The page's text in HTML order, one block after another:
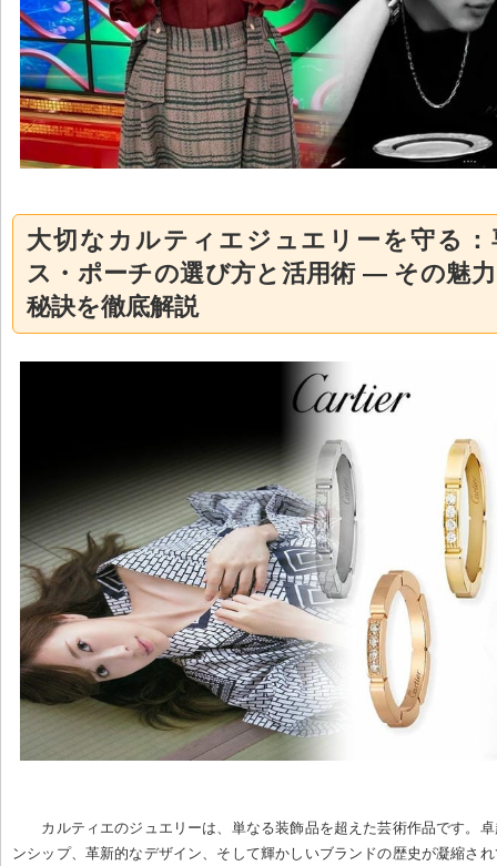
大切なカルティエジュエリーを守る：
ス・ポーチの選び方と活用術 — その魅
秘訣を徹底解説
カルティエのジュエリーは、単なる装飾品を超えた芸術作品です。
ンシップ、革新的なデザイン、そして輝かしいブランドの歴史が凝縮さ